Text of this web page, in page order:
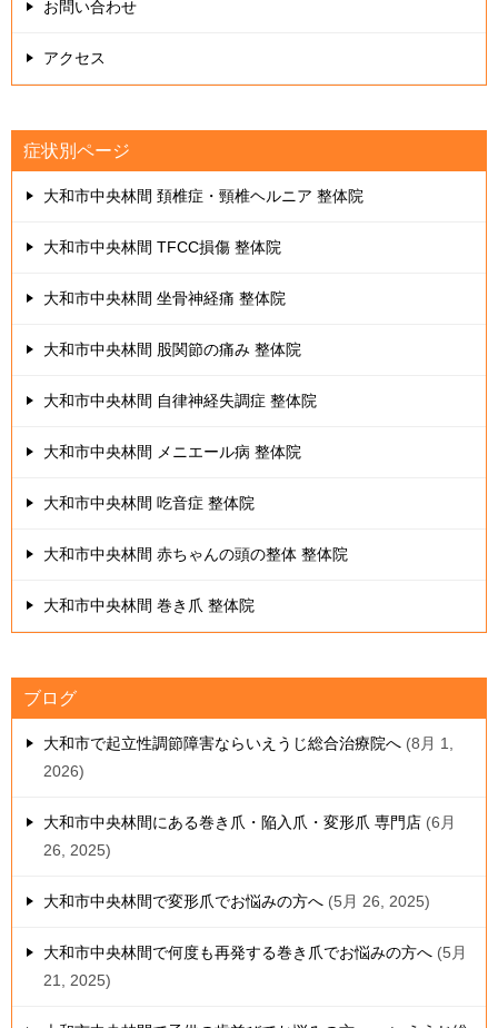
お問い合わせ
アクセス
症状別ページ
大和市中央林間 頚椎症・頸椎ヘルニア 整体院
大和市中央林間 TFCC損傷 整体院
大和市中央林間 坐骨神経痛 整体院
大和市中央林間 股関節の痛み 整体院
大和市中央林間 自律神経失調症 整体院
大和市中央林間 メニエール病 整体院
大和市中央林間 吃音症 整体院
大和市中央林間 赤ちゃんの頭の整体 整体院
大和市中央林間 巻き爪 整体院
ブログ
大和市で起立性調節障害ならいえうじ総合治療院へ 8月 1,
2026
大和市中央林間にある巻き爪・陥入爪・変形爪 専門店 6月
26, 2025
大和市中央林間で変形爪でお悩みの方へ 5月 26, 2025
大和市中央林間で何度も再発する巻き爪でお悩みの方へ 5月
21, 2025